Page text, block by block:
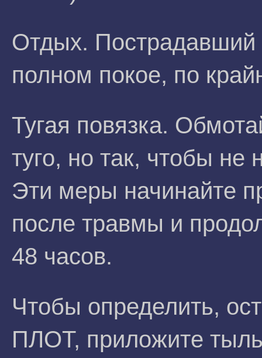
Отдых. Пострадавший
полном покое, по
Тугая повязка.
туго, но так, чтобы
Эти меры начинайте
после травмы и
48 часов.
Чтобы определить,
ПЛОТ, приложите